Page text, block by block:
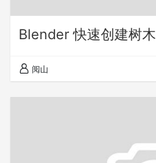
Blender 快速创建树木
阅山